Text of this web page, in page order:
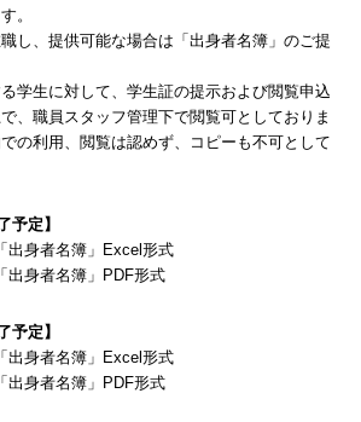
。
し、提供可能な場合は「出身者名簿」のご提
学生に対して、学生証の提示および閲覧申込
、職員スタッフ管理下で閲覧可としておりま
の利用、閲覧は認めず、コピーも不可として
予定】
出身者名簿」Excel形式
出身者名簿」PDF形式
予定】
出身者名簿」Excel形式
出身者名簿」PDF形式